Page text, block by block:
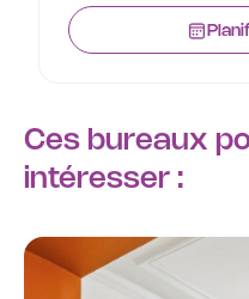
Ces bureaux
intéresser :